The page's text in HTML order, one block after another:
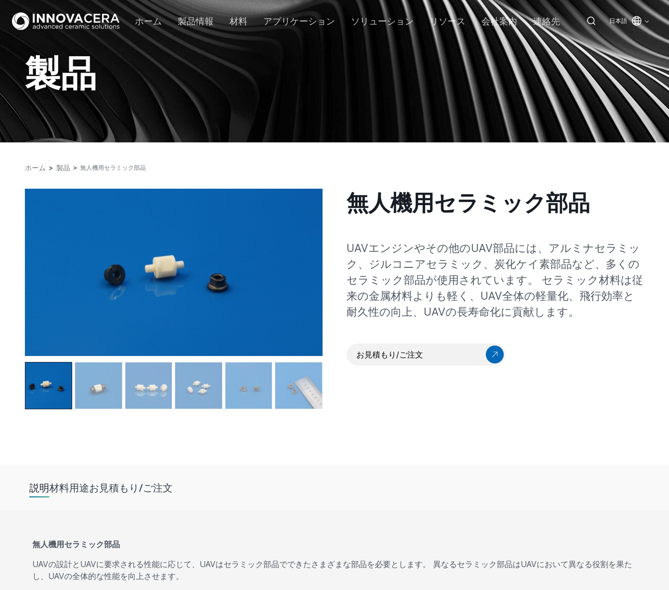
ホーム 製品情報 材料 アプリケーション ソリューション リソース 会社案内 連絡先 日本語
製品
ホーム 製品 無人機用セラミック部品
無人機用セラミック部品
UAVエンジンやその他のUAV部品には、アルミナセラミッ
ク、ジルコニアセラミック、炭化ケイ素部品など、多くの
セラミック部品が使用されています。 セラミック材料は従
来の金属材料よりも軽く、UAV全体の軽量化、飛行効率と
耐久性の向上、UAVの長寿命化に貢献します。
お見積もり/ご注文
説明材料用途お見積もり/ご注文
無人機用セラミック部品
UAVの設計とUAVに要求される性能に応じて、UAVはセラミック部品でできたさまざまな部品を必要とします。 異なるセラミック部品はUAVにおいて異なる役割を果た
し、UAVの全体的な性能を向上させます。